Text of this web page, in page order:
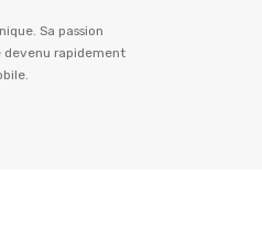
Sa passion
devenu rapidement